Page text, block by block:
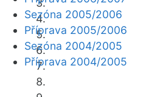
Sezóna 2005/2006
Příprava 2005/2006
Sezóna 2004/2005
Příprava 2004/2005